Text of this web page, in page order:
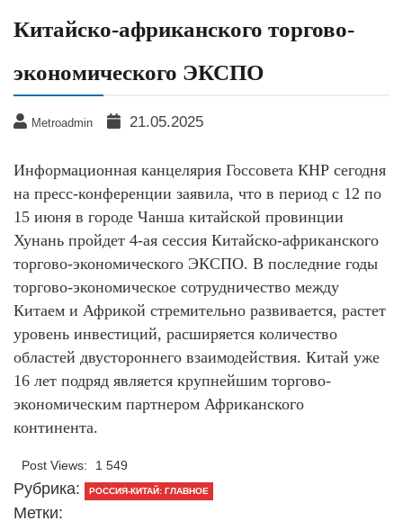
Китайско-африканского торгово-
экономического ЭКСПО
Metroadmin 21.05.2025
Информационная канцелярия Госсовета КНР сегодня
на пресс-конференции заявила, что в период с 12 по
15 июня в городе Чанша китайской провинции
Хунань пройдет 4-ая сессия Китайско-африканского
торгово-экономического ЭКСПО. В последние годы
торгово-экономическое сотрудничество между
Китаем и Африкой стремительно развивается, растет
уровень инвестиций, расширяется количество
областей двустороннего взаимодействия. Китай уже
16 лет подряд является крупнейшим торгово-
экономическим партнером Африканского
континента.
Post Views: 1 549
Рубрика: РОССИЯ-КИТАЙ: ГЛАВНОЕ
Метки: